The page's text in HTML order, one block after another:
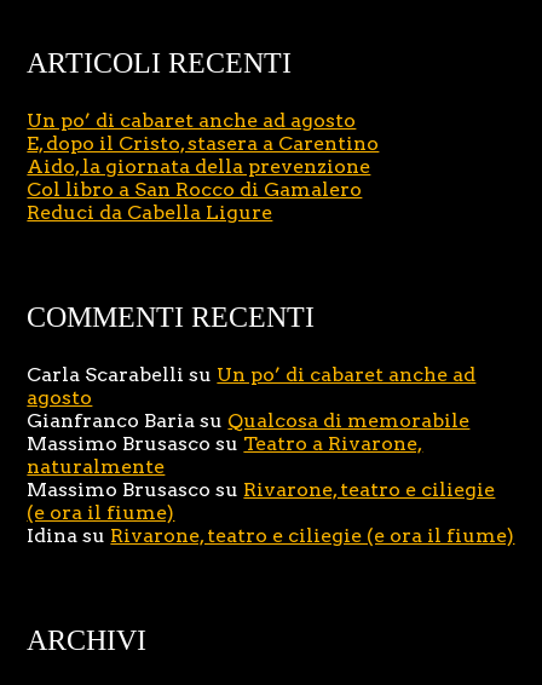
ARTICOLI RECENTI
Un po’ di cabaret anche ad agosto
E, dopo il Cristo, stasera a Carentino
Aido, la giornata della prevenzione
Col libro a San Rocco di Gamalero
Reduci da Cabella Ligure
COMMENTI RECENTI
Carla Scarabelli su Un po’ di cabaret anche ad
agosto
Gianfranco Baria su Qualcosa di memorabile
Massimo Brusasco su Teatro a Rivarone,
naturalmente
Massimo Brusasco su Rivarone, teatro e ciliegie
(e ora il fiume)
Idina su Rivarone, teatro e ciliegie (e ora il fiume)
ARCHIVI